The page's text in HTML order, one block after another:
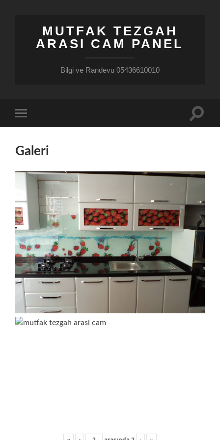
MUTFAK TEZGAH
ARASI CAM PANEL
Bilgi ve Randevu 05436610010
mobile
Toggle
Galeri